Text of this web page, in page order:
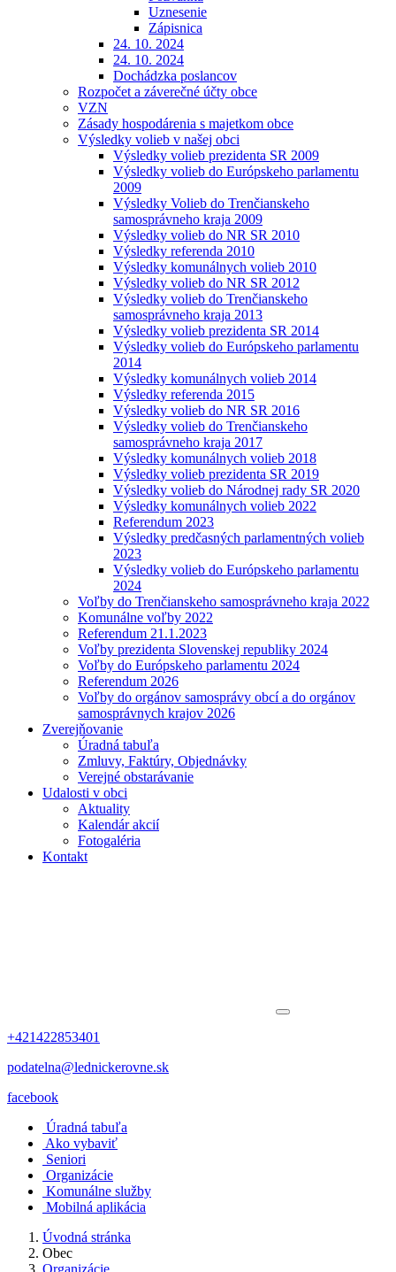
Uznesenie
Zápisnica
24. 10. 2024
24. 10. 2024
Dochádzka poslancov
Rozpočet a záverečné účty obce
VZN
Zásady hospodárenia s majetkom obce
Výsledky volieb v našej obci
Výsledky volieb prezidenta SR 2009
Výsledky volieb do Európskeho parlamentu
2009
Výsledky Volieb do Trenčianskeho
samosprávneho kraja 2009
Výsledky volieb do NR SR 2010
Výsledky referenda 2010
Výsledky komunálnych volieb 2010
Výsledky volieb do NR SR 2012
Výsledky volieb do Trenčianskeho
samosprávneho kraja 2013
Výsledky volieb prezidenta SR 2014
Výsledky volieb do Európskeho parlamentu
2014
Výsledky komunálnych volieb 2014
Výsledky referenda 2015
Výsledky volieb do NR SR 2016
Výsledky volieb do Trenčianskeho
samosprávneho kraja 2017
Výsledky komunálnych volieb 2018
Výsledky volieb prezidenta SR 2019
Výsledky volieb do Národnej rady SR 2020
Výsledky komunálnych volieb 2022
Referendum 2023
Výsledky predčasných parlamentných volieb
2023
Výsledky volieb do Európskeho parlamentu
2024
Voľby do Trenčianskeho samosprávneho kraja 2022
Komunálne voľby 2022
Referendum 21.1.2023
Voľby prezidenta Slovenskej republiky 2024
Voľby do Európskeho parlamentu 2024
Referendum 2026
Voľby do orgánov samosprávy obcí a do orgánov
samosprávnych krajov 2026
Zverejňovanie
Úradná tabuľa
Zmluvy, Faktúry, Objednávky
Verejné obstarávanie
Udalosti v obci
Aktuality
Kalendár akcií
Fotogaléria
Kontakt
+421422853401
podatelna@lednickerovne.sk
facebook
Úradná tabuľa
Ako vybaviť
Seniori
Organizácie
Komunálne služby
Mobilná aplikácia
Úvodná stránka
Obec
Organizácie